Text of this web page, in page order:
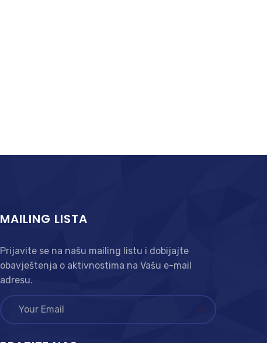
MAILING LISTA
Prijavite se na našu mailing listu i dobijajte
obavještenja o aktivnostima na Vašu e-mail
adresu.